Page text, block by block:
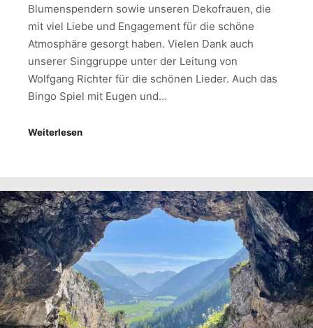
Blumenspendern sowie unseren Dekofrauen, die
mit viel Liebe und Engagement für die schöne
Atmosphäre gesorgt haben. Vielen Dank auch
unserer Singgruppe unter der Leitung von
Wolfgang Richter für die schönen Lieder. Auch das
Bingo Spiel mit Eugen und…
Weiterlesen